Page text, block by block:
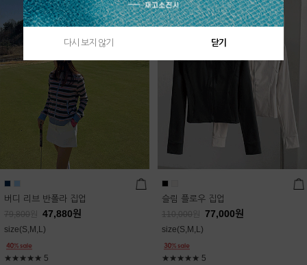
버디 리브 반폴라 집업
79,800 47,880원
size(S,M,L)
★★★★★ 5
슬림 플로우 집업
110,000 77,000원
size(S,M,L)
★★★★★ 5
다시 보지 않기 닫기